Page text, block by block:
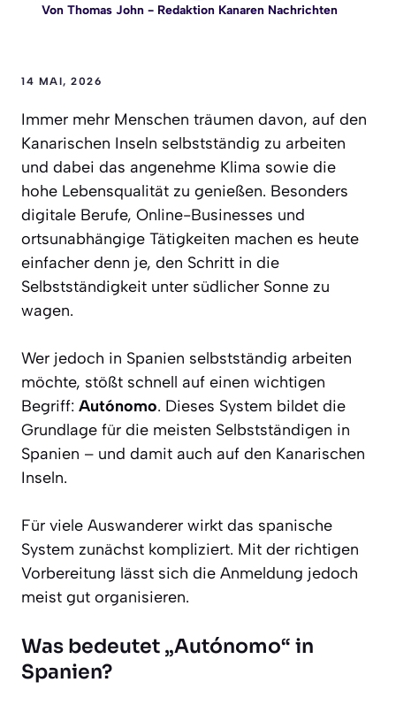
Von Thomas John- Redaktion Kanaren Nachrichten
14 MAI, 2026
Immer mehr Menschen träumen davon, auf den
Kanarischen Inseln selbstständig zu arbeiten
und dabei das angenehme Klima sowie die
hohe Lebensqualität zu genießen. Besonders
digitale Berufe, Online-Businesses und
ortsunabhängige Tätigkeiten machen es heute
einfacher denn je, den Schritt in die
Selbstständigkeit unter südlicher Sonne zu
wagen.
Wer jedoch in Spanien selbstständig arbeiten
möchte, stößt schnell auf einen wichtigen
Begriff: Autónomo. Dieses System bildet die
Grundlage für die meisten Selbstständigen in
Spanien – und damit auch auf den Kanarischen
Inseln.
Für viele Auswanderer wirkt das spanische
System zunächst kompliziert. Mit der richtigen
Vorbereitung lässt sich die Anmeldung jedoch
meist gut organisieren.
Was bedeutet „Autónomo“ in
Spanien?